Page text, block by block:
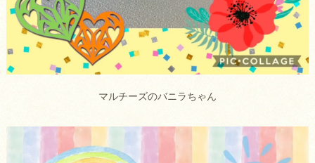
マルチーズのバニラちゃん